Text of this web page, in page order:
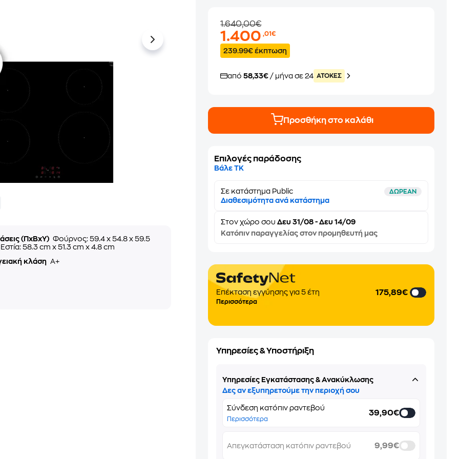
(ΠxΒxΥ) Φούρνος: 59.4 x 54.8 x 59.5
58.3 cm x 51.3 cm x 4.8 cm
κλάση A+
1.640,00€
1.400,01€
239.99€ έκπτωση
από58,33€ / μήνα σε 24 ATOKEΣ
Προσθήκη στο καλάθι
Επιλογές παράδοσης
Βάλε ΤΚ
Σε κατάστημα Public ΔΩΡΕΑΝ
Διαθεσιμότητα ανά κατάστημα
Στονχώρο σου Δευ 31/08 - Δευ 14/09
Κατόπιν παραγγελίας στον προμηθευτή μας
Επέκταση εγγύησης για 5 έτη
Περισσότερα
175,89€
Υπηρεσίες & Υποστήριξη
Υπηρεσίες Εγκατάστασης & Ανακύκλωσης
Δες αν εξυπηρετούμε την περιοχή σου
Σύνδεση κατόπιν ραντεβού
Περισσότερα
39,90€
Απεγκατάσταση κατόπιν ραντεβού 9,99€